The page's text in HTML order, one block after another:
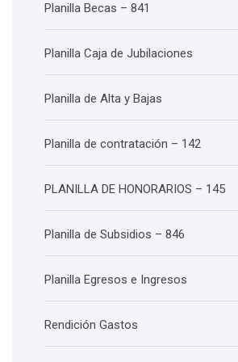
Planilla Becas – 841
Planilla Caja de Jubilaciones
Planilla de Alta y Bajas
Planilla de contratación – 142
PLANILLA DE HONORARIOS – 145
Planilla de Subsidios – 846
Planilla Egresos e Ingresos
Rendición Gastos